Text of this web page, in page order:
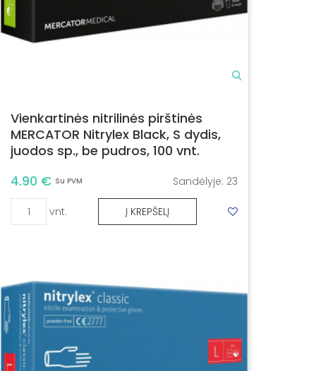
Vienkartinės nitrilinės pirštinės
MERCATOR Nitrylex Black, S dydis,
juodos sp., be pudros, 100 vnt.
4.90 € Su PVM Sandėlyje: 23
vnt. Į KREPŠELĮ